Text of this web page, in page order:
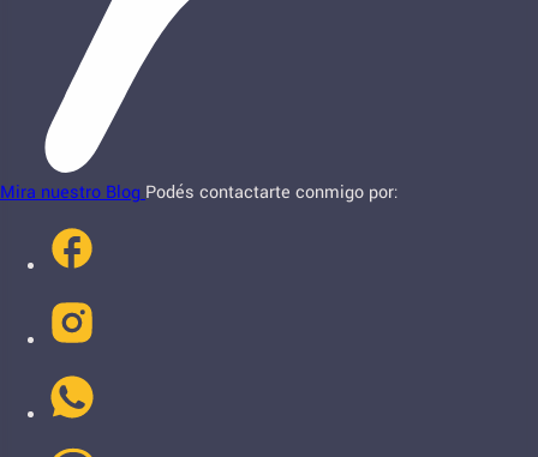
Mira nuestro Blog Podés contactarte conmigo por: